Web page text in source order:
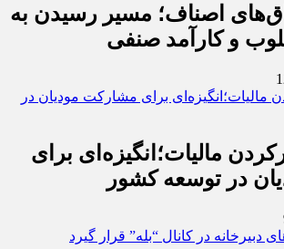
اصناف؛ مسیر رسیدن به
و کارآمد صنفی
مالیات؛انگیزه‌ای برای
در توسعه کشور